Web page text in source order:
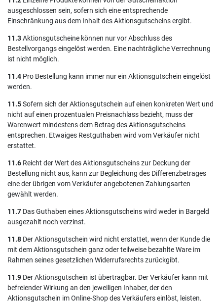
ausgeschlossen sein, sofern sich eine entsprechende
Einschränkung aus dem Inhalt des Aktionsgutscheins ergibt.
11.3Aktionsgutscheine können nur vor Abschluss des
Bestellvorgangs eingelöst werden. Eine nachträgliche Verrechnung
ist nicht möglich.
11.4 Pro Bestellung kann immer nur ein Aktionsgutschein eingelöst
werden.
11.5Sofern sich der Aktionsgutschein auf einen konkreten Wert und
nicht auf einen prozentualen Preisnachlass bezieht, muss der
Warenwert mindestens dem Betrag des Aktionsgutscheins
entsprechen. Etwaiges Restguthaben wird vom Verkäufer nicht
erstattet.
11.6 Reicht der Wert des Aktionsgutscheins zur Deckung der
Bestellung nicht aus, kann zur Begleichung des Differenzbetrages
eine der übrigen vom Verkäufer angebotenen Zahlungsarten
gewählt werden.
11.7 Das Guthaben eines Aktionsgutscheins wird weder in Bargeld
ausgezahlt noch verzinst.
11.8 Der Aktionsgutschein wird nicht erstattet, wenn der Kunde die
mit dem Aktionsgutschein ganz oder teilweise bezahlte Ware im
Rahmen seines gesetzlichen Widerrufsrechts zurückgibt.
11.9 Der Aktionsgutschein ist übertragbar. Der Verkäufer kann mit
befreiender Wirkung an den jeweiligen Inhaber, der den
Aktionsgutschein im Online-Shop des Verkäufers einlöst, leisten.